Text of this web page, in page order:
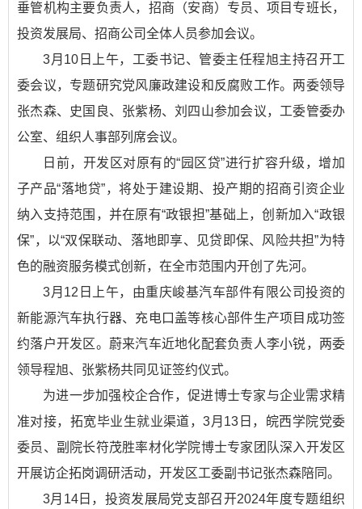
垂管机构主要负责人，招商（安商）专员、项目专班长，
投资发展局、招商公司全体人员参加会议。
3月10日上午，工委书记、管委主任程旭主持召开工
委会议，专题研究党风廉政建设和反腐败工作。两委领导
张杰森、史国良、张紫杨、刘四山参加会议，工委管委办
公室、组织人事部列席会议。
日前，开发区对原有的“园区贷”进行扩容升级，增加
子产品“落地贷”，将处于建设期、投产期的招商引资企业
纳入支持范围，并在原有“政银担”基础上，创新加入“政银
保”，以“双保联动、落地即享、见贷即保、风险共担”为特
色的融资服务模式创新，在全市范围内开创了先河。
3月12日上午，由重庆峻基汽车部件有限公司投资的
新能源汽车执行器、充电口盖等核心部件生产项目成功签
约落户开发区。蔚来汽车近地化配套负责人李小锐，两委
领导程旭、张紫杨共同见证签约仪式。
为进一步加强校企合作，促进博士专家与企业需求精
准对接，拓宽毕业生就业渠道，3月13日，皖西学院党委
委员、副院长符茂胜率材化学院博士专家团队深入开发区
开展访企拓岗调研活动，开发区工委副书记张杰森陪同。
3月14日，投资发展局党支部召开2024年度专题组织